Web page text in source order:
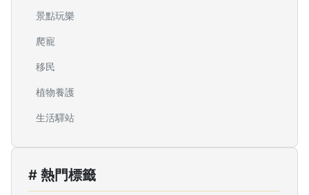
景點玩樂
爬寵
移民
植物養護
生活驛站
# 熱門標籤